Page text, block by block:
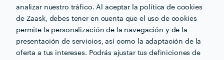
analizar nuestro tráfico. Al aceptar la política de cookies
de Zaask, debes tener en cuenta que el uso de cookies
permite la personalización de la navegación y de la
presentación de servicios, así como la adaptación de la
oferta a tus intereses. Podrás ajustar tus definiciones de
El cliente debe de tener claro que negocio tiene y
como implementarlo en internet, también cual es su
público objetivo así como debe saber que el tiempo